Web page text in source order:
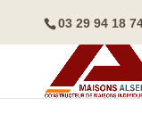
03 29 94 18